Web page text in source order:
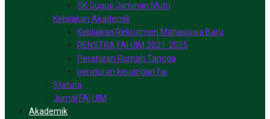
SK Gugus Jaminan Mutu
Kebijakan Akademik
Kebijakan Rekrutmen Mahasiswa Baru
RENSTRA FAI UIM 2021-2025
Peraturan Rumah Tangga
peraturan keuangan fai
Statuta
Jurnal FAI UIM
Akademik